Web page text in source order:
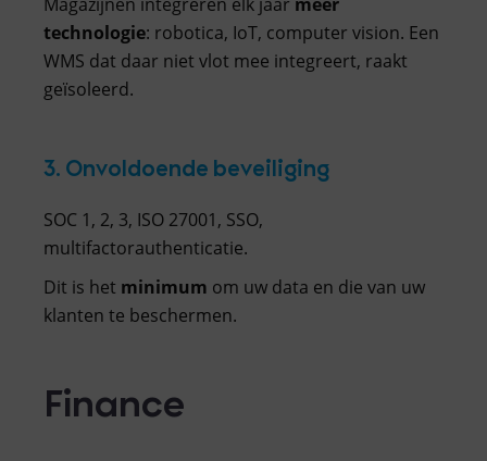
technologie: robotica, IoT, computer vision. Een
WMS dat daar niet vlot mee integreert, raakt
geïsoleerd.
3. Onvoldoende beveiliging
SOC 1, 2, 3, ISO 27001, SSO,
multifactorauthenticatie.
Dit is het minimum om uw data en die van uw
klanten te beschermen.
Finance